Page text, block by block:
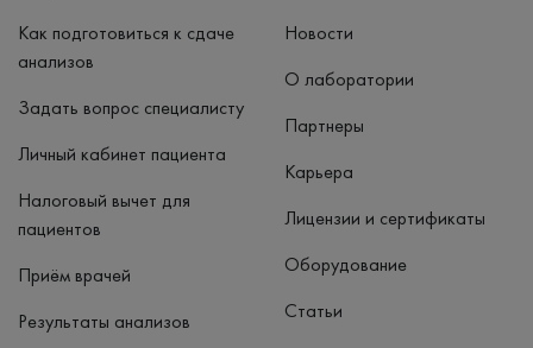
Как подготовиться к сдаче
анализов
Задать вопрос специалисту
Личный кабинет пациента
Налоговый вычет для
пациентов
Приём врачей
Результаты анализов
Новости
О лаборатории
Партнеры
Карьера
Лицензии и сертификаты
Оборудование
Статьи